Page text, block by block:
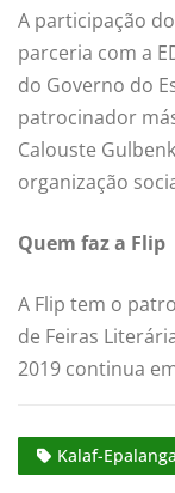
A participação
parceria com a
do Governo do
patrocinador
Calouste
organização
Quem faz a Flip
A Flip tem o
de Feiras
2019 continua
Kalaf-Epalanga